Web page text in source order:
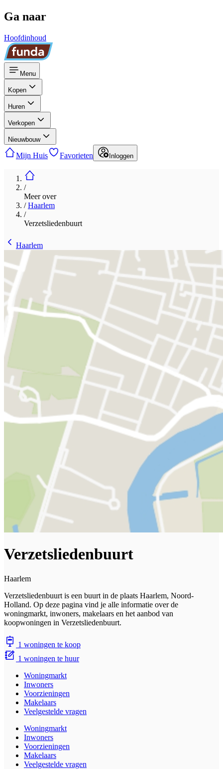
Ga naar
Hoofdinhoud
Menu
Kopen
Huren
Verkopen
Nieuwbouw
Mijn Huis Favorieten Inloggen
/
Meer over
/Haarlem
/
Verzetsliedenbuurt
Haarlem
Verzetsliedenbuurt
Haarlem
Verzetsliedenbuurt is een buurt in de plaats Haarlem, Noord-
Holland. Op deze pagina vind je alle informatie over de
woningmarkt, inwoners, makelaars en het aanbod van
koopwoningen in Verzetsliedenbuurt.
1 woningen te koop
1 woningen te huur
Woningmarkt
Inwoners
Voorzieningen
Makelaars
Veelgestelde vragen
Woningmarkt
Inwoners
Voorzieningen
Makelaars
Veelgestelde vragen